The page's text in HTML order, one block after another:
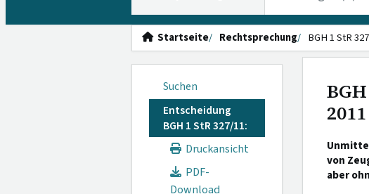
Startseite Rechtsprechung BGH 1 StR
Suchen
Entscheidung
BGH 1 StR 327/11:
Druckansicht
PDF-
Download
von
aber